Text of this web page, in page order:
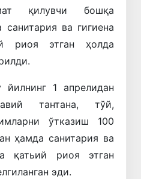
қилувчи бошқа
ва гигиена
риоя этган ҳолда
1 апрелидан
тантана, тўй,
ўтказиш 100
ҳамда санитария ва
қатьий риоя этган
эди.